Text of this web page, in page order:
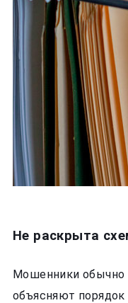
Не раскрыта
Мошенники обычно
объясняют